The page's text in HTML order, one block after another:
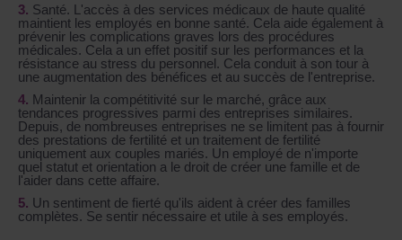
Santé. L'accès à des services médicaux de haute qualité
maintient les employés en bonne santé. Cela aide également à
prévenir les complications graves lors des procédures
médicales. Cela a un effet positif sur les performances et la
résistance au stress du personnel. Cela conduit à son tour à
une augmentation des bénéfices et au succès de l'entreprise.
Maintenir la compétitivité sur le marché, grâce aux
tendances progressives parmi des entreprises similaires.
Depuis, de nombreuses entreprises ne se limitent pas à fournir
des prestations de fertilité et un traitement de fertilité
uniquement aux couples mariés. Un employé de n'importe
quel statut et orientation a le droit de créer une famille et de
l'aider dans cette affaire.
Un sentiment de fierté qu'ils aident à créer des familles
complètes. Se sentir nécessaire et utile à ses employés.